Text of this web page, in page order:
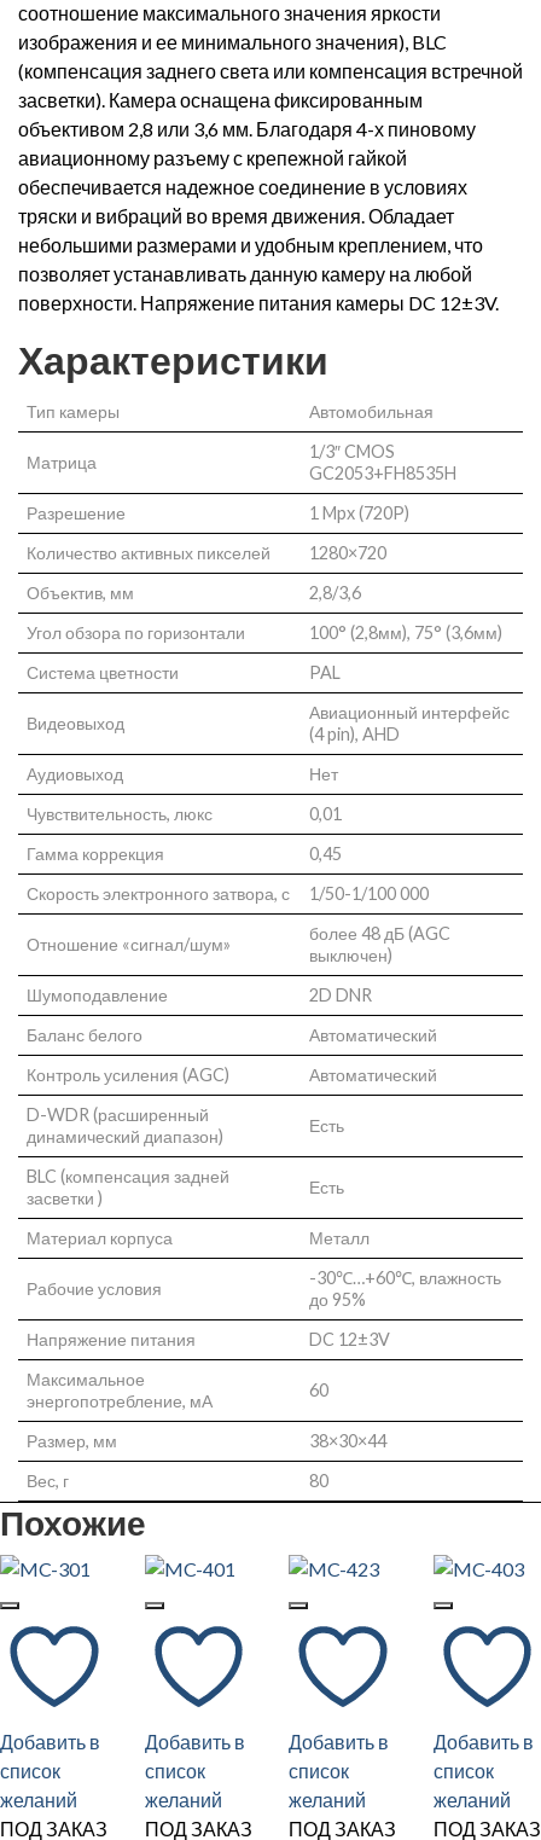
соотношение максимального значения яркости
изображения и ее минимального значения), BLC
(компенсация заднего света или компенсация встречной
засветки). Камера оснащена фиксированным
объективом 2,8 или 3,6 мм. Благодаря 4-х пиновому
авиационному разъему с крепежной гайкой
обеспечивается надежное соединение в условиях
тряски и вибраций во время движения. Обладает
небольшими размерами и удобным креплением, что
позволяет устанавливать данную камеру на любой
поверхности. Напряжение питания камеры DC 12±3V.
Характеристики
Тип камеры Автомобильная
Матрица
1/3″ CMOS
GC2053+FH8535H
Разрешение
1 Mpx (720P)
Количество активных пикселей
1280×720
Объектив, мм
2,8/3,6
Угол обзора по горизонтали
100° (2,8мм), 75° (3,6мм)
Система цветности
PAL
Видеовыход
Авиационный интерфейс
(4 pin), AHD
Аудиовыход
Нет
Чувствительность, люкс
0,01
Гамма коррекция
0,45
Скорость электронного затвора, с
1/50-1/100 000
Отношение «сигнал/шум»
более 48 дБ (AGC
выключен)
Шумоподавление
2D DNR
Баланс белого
Автоматический
Контроль усиления (AGC)
Автоматический
D-WDR (расширенный
динамический диапазон)
Есть
BLC (компенсация задней
засветки )
Есть
Материал корпуса Металл
Рабочие условия
-30℃…+60℃, влажность
до 95%
Напряжение питания
DC 12±3V
Максимальное
энергопотребление, мА
60
Размер, мм
38×30×44
Вес, г
80
Похожие
Добавить в
список
желаний
ПОД ЗАКАЗ
Добавить в
список
желаний
ПОД ЗАКАЗ
Добавить в
список
желаний
ПОД ЗАКАЗ
Добавить в
список
желаний
ПОД ЗАКАЗ